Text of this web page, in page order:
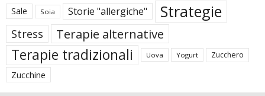
Sale Soia Storie "allergiche" Strategie
Stress Terapie alternative
Terapie tradizionali Uova Yogurt Zucchero
Zucchine